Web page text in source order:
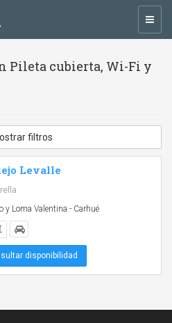
Pileta cubierta, Wi-Fi y
filtros
Levalle
y Loma Valentina - Carhué
disponibilidad